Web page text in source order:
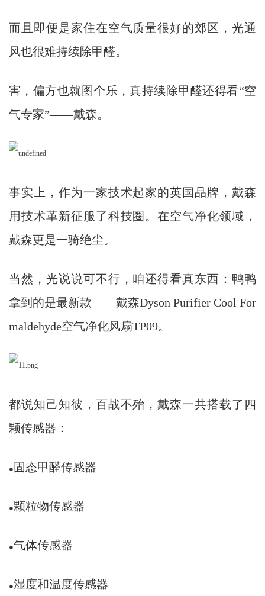
而且即便是家住在空气质量很好的郊区，光通
风也很难持续除甲醛。
害，偏方也就图个乐，真持续除甲醛还得看“空
气专家”——戴森。
事实上，作为一家技术起家的英国品牌，戴森
用技术革新征服了科技圈。在空气净化领域，
戴森更是一骑绝尘。
当然，光说说可不行，咱还得看真东西：鸭鸭
拿到的是最新款——戴森Dyson Purifier Cool For
maldehyde空气净化风扇TP09。
都说知己知彼，百战不殆，戴森一共搭载了四
颗传感器：
● 固态甲醛传感器
●颗粒物传感器
●气体传感器
●湿度和温度传感器